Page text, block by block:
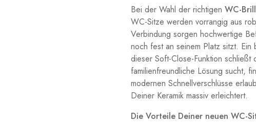
Bei der Wahl der richtigen WC-
WC-Sitze werden vorrangig aus
Verbindung sorgen hochwertige
noch fest an seinem Platz sitzt.
dieser Soft-Close-Funktion
familienfreundliche Lösung sucht,
modernen Schnellverschlüsse
Deiner Keramik massiv erleichtert.
Die Vorteile Deiner neuen WC-